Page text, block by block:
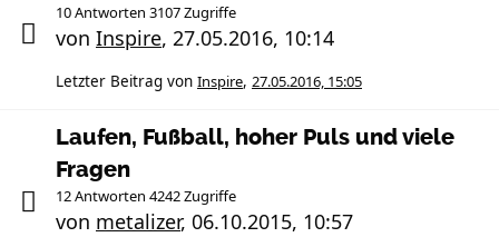
10 Antworten 3107 Zugriffe
von Inspire, 27.05.2016, 10:14
Letzter Beitrag von Inspire, 27.05.2016, 15:05
Laufen, Fußball, hoher Puls und viele
Fragen
12 Antworten 4242 Zugriffe
von metalizer, 06.10.2015, 10:57